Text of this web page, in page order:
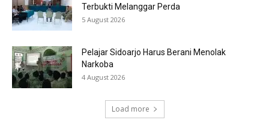
Terbukti Melanggar Perda
5 August 2026
Pelajar Sidoarjo Harus Berani Menolak
Narkoba
4 August 2026
Load more